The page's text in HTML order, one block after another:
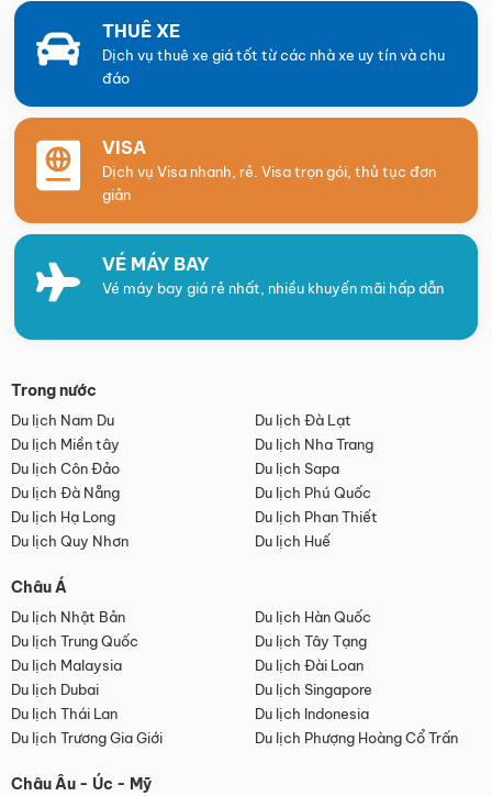
THUÊ XE
Dịch vụ thuê xe giá tốt từ các nhà xe uy tín và chu
đáo
VISA
Dịch vụ Visa nhanh, rẻ. Visa trọn gói, thủ tục đơn
giản
VÉ MÁY BAY
Vé máy bay giá rẻ nhất, nhiều khuyến mãi hấp dẫn
Trong nước
Du lịch Nam Du
Du lịch Đà Lạt
Du lịch Miền tây
Du lịch Nha Trang
Du lịch Côn Đảo
Du lịch Sapa
Du lịch Đà Nẵng
Du lịch Phú Quốc
Du lịch Hạ Long
Du lịch Phan Thiết
Du lịch Quy Nhơn
Du lịch Huế
Châu Á
Du lịch Nhật Bản
Du lịch Hàn Quốc
Du lịch Trung Quốc
Du lịch Tây Tạng
Du lịch Malaysia
Du lịch Đài Loan
Du lịch Dubai
Du lịch Singapore
Du lịch Thái Lan
Du lịch Indonesia
Du lịch Trương Gia Giới
Du lịch Phượng Hoàng Cổ Trấn
Châu Âu - Úc - Mỹ